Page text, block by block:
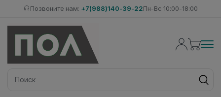
Позвоните нам: +7(988)140-39-22Пн-Вс 10:00-18:00